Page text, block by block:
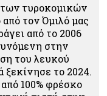
τυροκομικών
τον Όμιλό μας
από το 2006
στην
του λευκού
ξεκίνησε το 2024.
100% φρέσκο